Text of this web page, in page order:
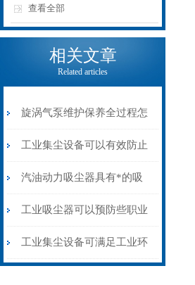
查看全部
相关文章
Related articles
旋涡气泵维护保养全过程怎
样环保节能减耗
工业集尘设备可以有效防止
些职业病的危害
汽油动力吸尘器具有*的吸
力和清洁能力
工业吸尘器可以预防些职业
病的危害以及提高生产效率
工业集尘设备可满足工业环